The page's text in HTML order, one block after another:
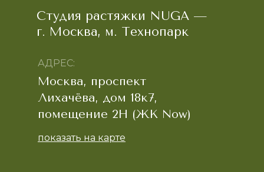
Студия растяжки NUGA —
г. Москва, м. Технопарк
Москва, проспект
Лихачёва, дом 18к7,
помещение 2Н (ЖК Now)
показать на карте
АДРЕС: